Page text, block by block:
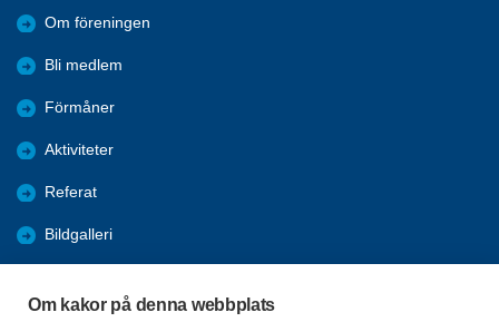
Om kakor på denna webbplats
Om föreningen
Bli medlem
Förmåner
Aktiviteter
Referat
Bildgalleri